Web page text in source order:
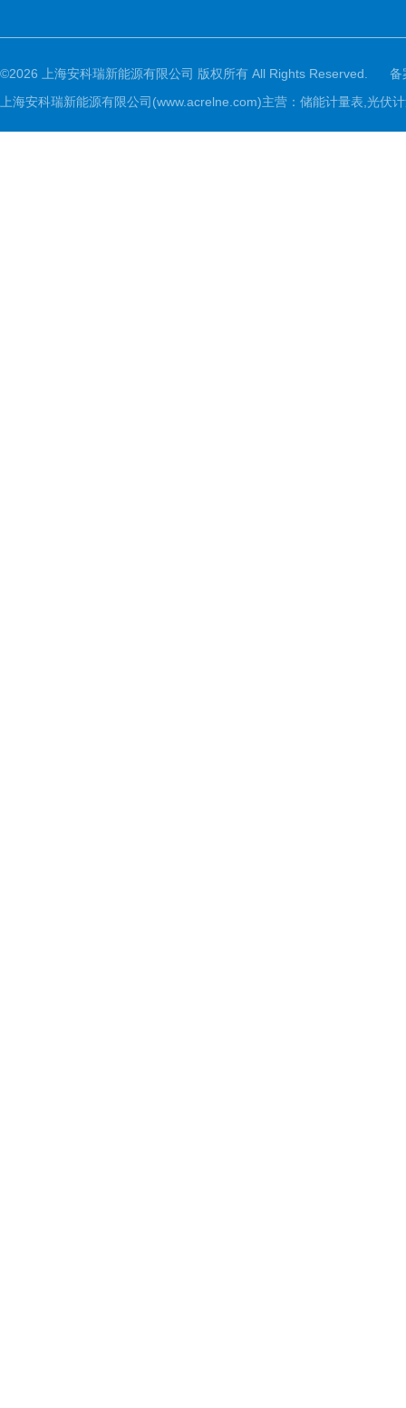
©2026 上海安科瑞新能源有限公司 版权所有 All Rights Reserved.
备
上海安科瑞新能源有限公司(www.acrelne.com)主营：储能计量表,光伏